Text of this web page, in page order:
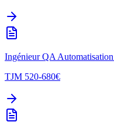
Ingénieur QA Automatisation
TJM 520-680€